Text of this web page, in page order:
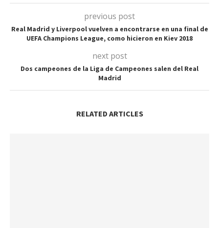
previous post
Real Madrid y Liverpool vuelven a encontrarse en una final de
UEFA Champions League, como hicieron en Kiev 2018
next post
Dos campeones de la Liga de Campeones salen del Real
Madrid
RELATED ARTICLES